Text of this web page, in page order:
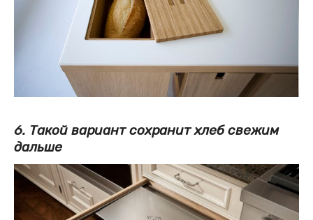
6. Такой вариант сохранит хлеб свежим
дальше